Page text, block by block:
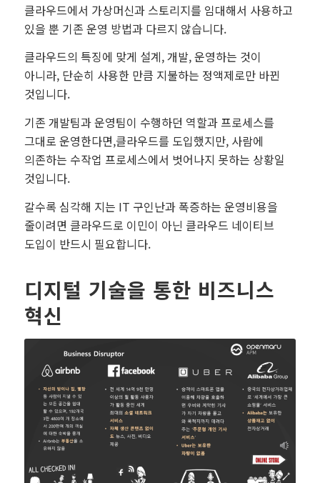
클라우드에서 가상머신과 스토리지를 임대해서 사용하고
있을 뿐 기존 운영 방법과 다르지 않습니다.
클라우드의 특징에 맞게 설계, 개발, 운영하는 것이
아니라, 단순히 사용한 만큼 지불하는 정액제로만 바뀐
것입니다.
기존 개발팀과 운영팀이 수행하던 역할과 프로세스를
그대로 운영한다면,클라우드를 도입했지만, 사람에
의존하는 수작업 프로세스에서 벗어나지 못하는 상황일
것입니다.
갈수록 심각해 지는 IT 구인난과 폭증하는 운영비용을
줄이려면 클라우드로 이민이 아닌 클라우드 네이티브
도입이 반드시 필요합니다.
디지털 기술을 통한 비즈니스
혁신